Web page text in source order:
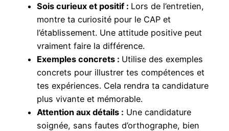
Sois curieux et positif : Lors de l’entretien,
montre ta curiosité pour le CAP et
l’établissement. Une attitude positive peut
vraiment faire la différence.
Exemples concrets : Utilise des exemples
concrets pour illustrer tes compétences et
tes expériences. Cela rendra ta candidature
plus vivante et mémorable.
Attention aux détails : Une candidature
soignée, sans fautes d’orthographe, bien